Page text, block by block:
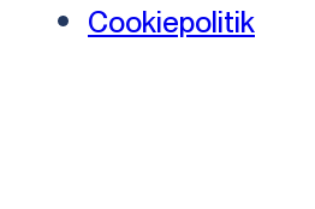
Cookiepolitik